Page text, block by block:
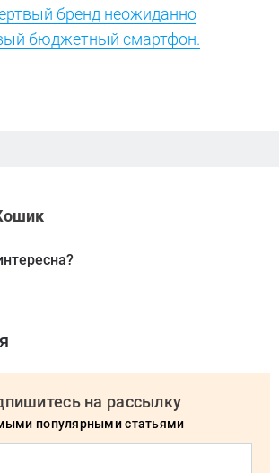
бренд неожиданно
бюджетный смартфон.
на рассылку
популярными статьями